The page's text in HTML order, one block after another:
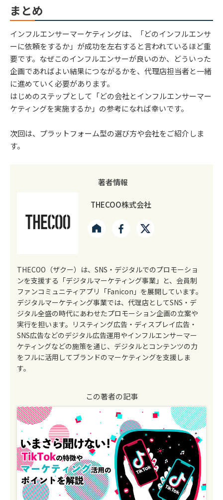
まとめ
インフルエンサーマーケティングは、「どのインフルエンサ
ーに依頼をするか」が成功を左右すると言われているほど重
要です。なぜこのインフルエンサーが良いのか、どういった
企画であればよい結果につながるかを、代理店担当者と一緒
に進めていく必要があります。
はじめのステップとして「どの会社とインフルエンサーマー
ケティングを実施するか」の参考になれば幸いです。
次回は、プラットフォーム型の選び方や会社をご紹介しま
す。
著者情報
THECOO株式会社
THECOO（ザクー）は、SNS・デジタルでのプロモーショ
ンを支援する「デジタルマーケティング事業」と、会員制
ファンコミュニティアプリ「Fanicon」を展開しています。
デジタルマーケティング事業では、代理店としてSNS・デ
ジタル全盛の時代にあわせたプロモーション企画の立案や
実行を担います。リスティング広告・ディスプレイ広告・
SNS広告などのデジタル広告運用やインフルエンサーマー
ケティングなどの施策を通じ、デジタルとコンテンツの力
をフルに活用してブランドのマーケティングを支援しま
す。
この著者の記事